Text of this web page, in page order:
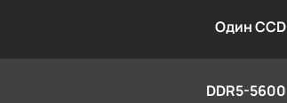
Один CCD
DDR5-5600